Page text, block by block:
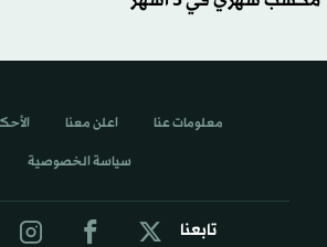
تابعنا
معلومات عنا اعلن معنا
سياسة الخصوصية